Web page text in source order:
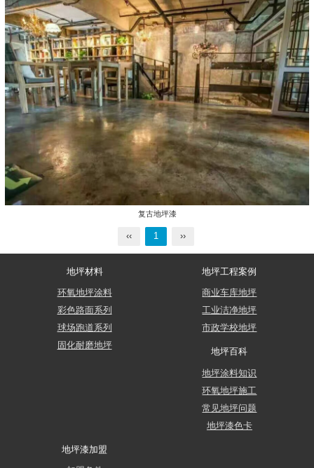
复古地坪漆
‹‹ 1 ››
地坪材料
环氧地坪涂料
彩色路面系列
球场跑道系列
固化耐磨地坪
地坪工程案例
商业车库地坪
工业洁净地坪
市政学校地坪
地坪百科
地坪涂料知识
环氧地坪施工
常见地坪问题
地坪漆色卡
地坪漆加盟